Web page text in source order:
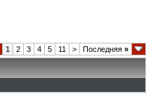
1 2 3 4 5 11 > Последняя »